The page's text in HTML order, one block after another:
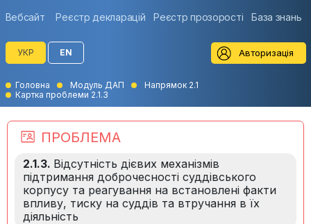
Вебсайт Реєстр декларацій Реєстр прозорості База знань
УКР EN Авторизація
Головна Модуль ДАП
Напрямок 2.1
Картка проблеми 2.1.3
ПРОБЛЕМА
2.1.3. Відсутність дієвих механізмів
підтримання доброчесності суддівського
корпусу та реагування на встановлені факти
впливу, тиску на суддів та втручання в їх
діяльність